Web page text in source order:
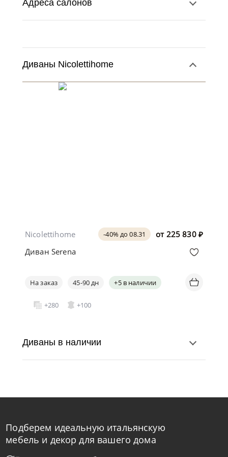
Адреса салонов
Диваны Nicolettihome
от 225 830 ₽
-40% до 08.31
Nicolettihome
Диван Serena
На заказ 45-90 дн +5 в наличии
+280 +100
Диваны в наличии
Подберем идеальную итальянскую
мебель и декор для вашего дома